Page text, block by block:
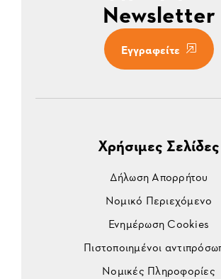
Newsletter
Εγγραφείτε
Χρήσιμες Σελίδες
Δήλωση Απορρήτου
Νομικό Περιεχόμενο
Ενημέρωση Cookies
Πιστοποιημένοι
Νομικές Πληροφορίες